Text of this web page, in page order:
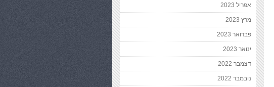
אפריל 2023
מרץ 2023
פברואר 2023
ינואר 2023
דצמבר 2022
נובמבר 2022